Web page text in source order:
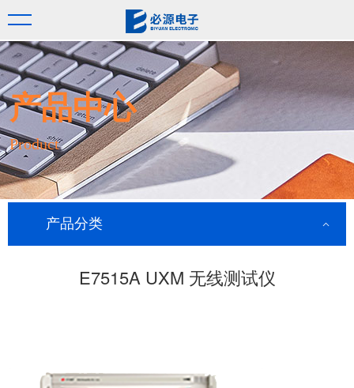
产品中心
Product
产品分类
E7515A UXM 无线测试仪